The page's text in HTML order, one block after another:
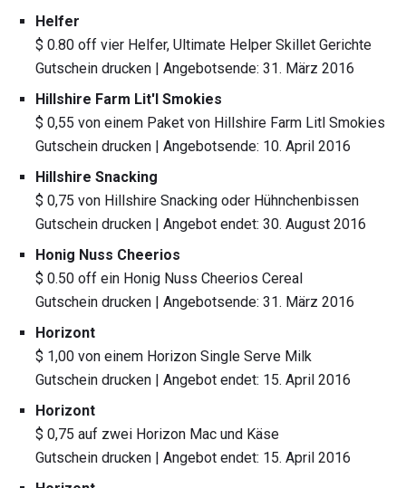
Helfer
$ 0.80 off vier Helfer, Ultimate Helper Skillet Gerichte
Gutschein drucken | Angebotsende: 31. März 2016
Hillshire Farm Lit'l Smokies
$ 0,55 von einem Paket von Hillshire Farm Litl Smokies
Gutschein drucken | Angebotsende: 10. April 2016
Hillshire Snacking
$ 0,75 von Hillshire Snacking oder Hühnchenbissen
Gutschein drucken | Angebot endet: 30. August 2016
Honig Nuss Cheerios
$ 0.50 off ein Honig Nuss Cheerios Cereal
Gutschein drucken | Angebotsende: 31. März 2016
Horizont
$ 1,00 von einem Horizon Single Serve Milk
Gutschein drucken | Angebot endet: 15. April 2016
Horizont
$ 0,75 auf zwei Horizon Mac und Käse
Gutschein drucken | Angebot endet: 15. April 2016